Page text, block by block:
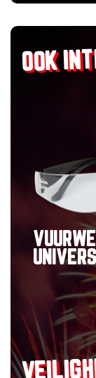
OOK